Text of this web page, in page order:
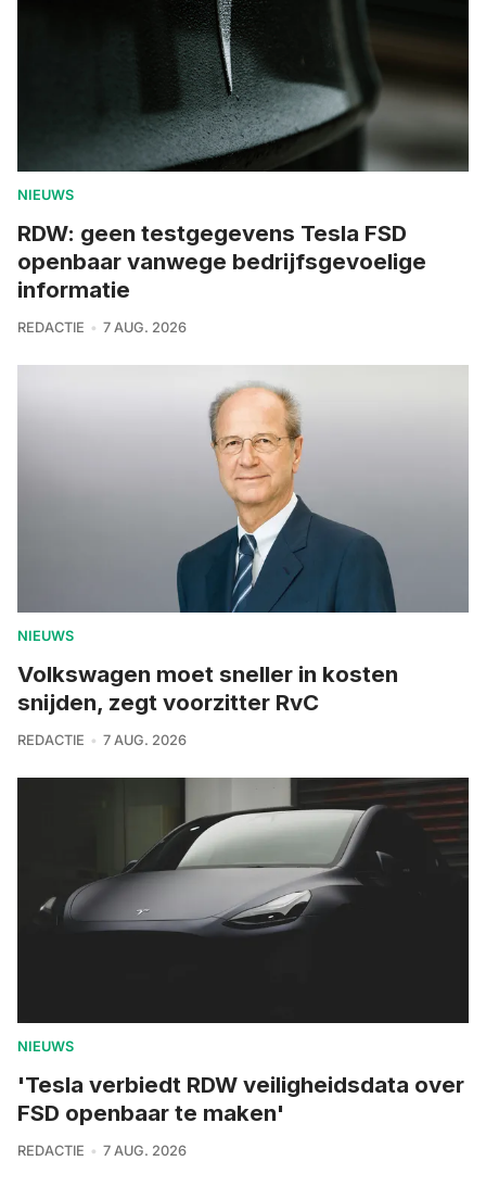
NIEUWS
RDW: geen testgegevens Tesla FSD
openbaar vanwege bedrijfsgevoelige
informatie
REDACTIE 7 AUG. 2026
NIEUWS
Volkswagen moet sneller in kosten
snijden, zegt voorzitter RvC
REDACTIE 7 AUG. 2026
NIEUWS
'Tesla verbiedt RDW veiligheidsdata over
FSD openbaar te maken'
REDACTIE 7 AUG. 2026